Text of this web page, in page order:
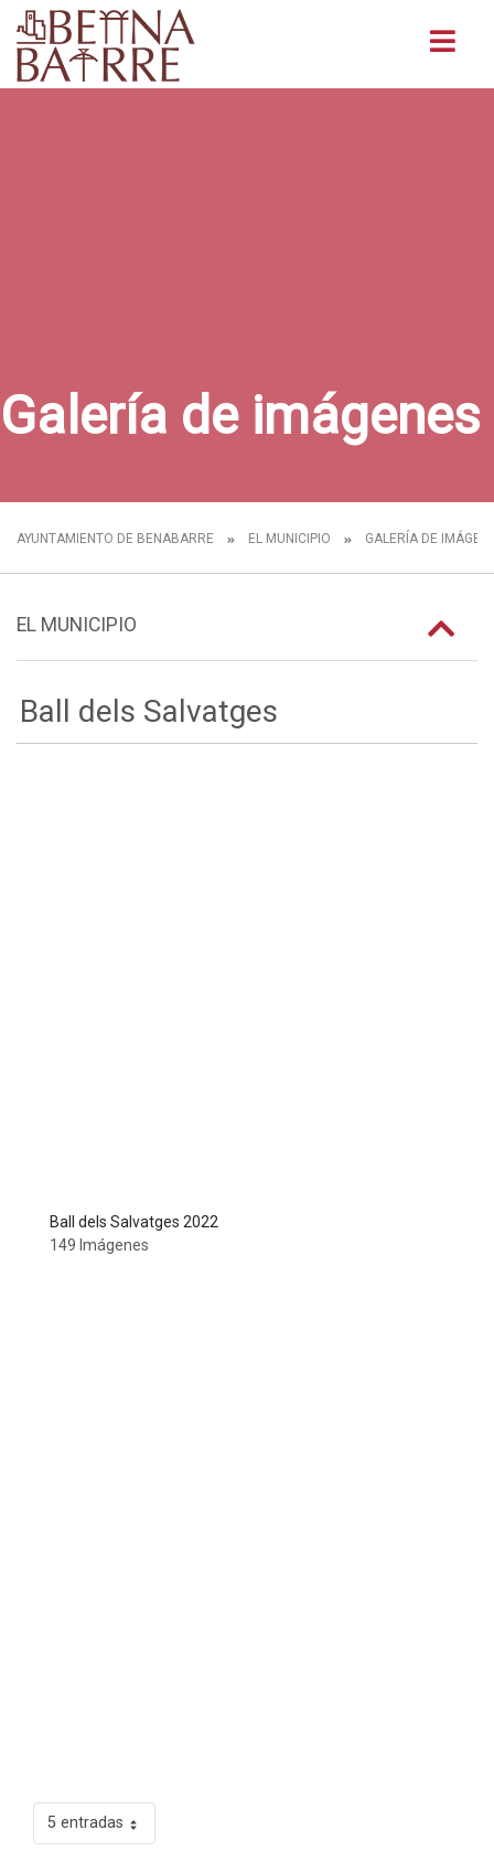
Galería de imágenes
AYUNTAMIENTO DE BENABARRE EL MUNICIPIO GALERÍA DE
EL MUNICIPIO
Ball dels Salvatges
Ball dels Salvatges 2022
149 Imágenes
5 entradas